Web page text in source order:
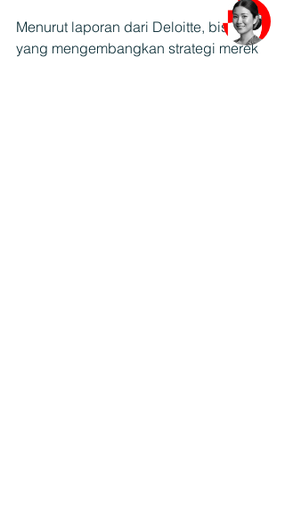
Menurut laporan dari Deloitte, bisnis
yang mengembangkan strategi merek